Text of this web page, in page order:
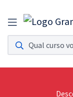
Assinatura
Acesso a todos os
Assinatura
Acesso ilimitado a